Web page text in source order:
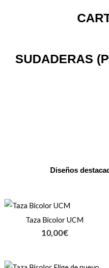
SUDADERAS
Diseños
Taza Bicolor UCM
10,00€